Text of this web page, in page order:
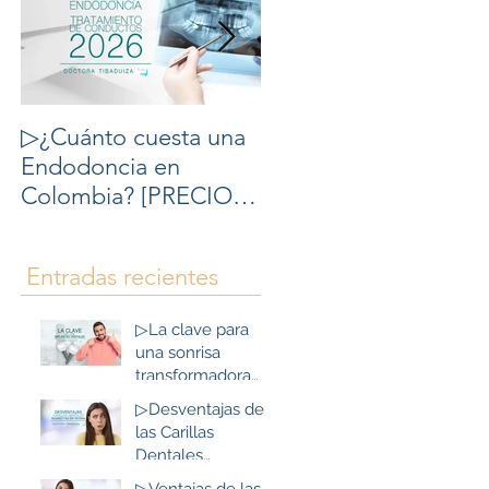
▷¿Cuánto cuesta una
Endodoncia en
Colombia? [PRECIOS
Colombia.
Entradas recientes
▷La clave para
una sonrisa
transformadora
con Implantes
Dentales y todo en
Bogotá, Colombia
▷Desventajas de
las Carillas
Dentales
Indirectas en